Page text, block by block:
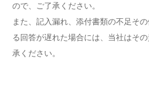
ので、ご了承ください。
また、記入漏れ、添付書類の不足そ
る回答が遅れた場合には、当社はそ
承ください。